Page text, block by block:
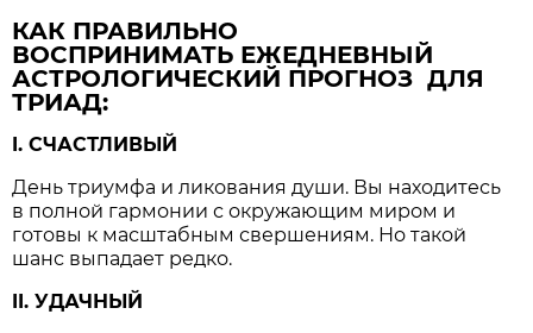
КАК ПРАВИЛЬНО
ВОСПРИНИМАТЬ ЕЖЕДНЕВНЫЙ
АСТРОЛОГИЧЕСКИЙ ПРОГНОЗ ДЛЯ
ТРИАД:
I. СЧАСТЛИВЫЙ
День триумфа и ликования души. Вы находитесь
в полной гармонии с окружающим миром и
готовы к масштабным свершениям. Но такой
шанс выпадает редко.
II. УДАЧНЫЙ